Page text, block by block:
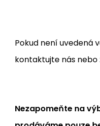
Pokud není uvedená
kontaktujte nás nebo
Nezapomeňte na